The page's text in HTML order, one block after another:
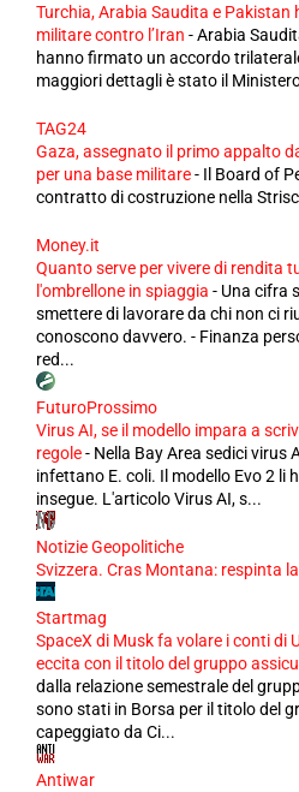
Turchia, Arabia Saudita e
militare contro l’Iran -Arabia
hanno firmato un accordo
maggiori dettagli è stato il
TAG24
Gaza, assegnato il primo appalto
per una base militare- Il Board of
contratto di costruzione nella
Money.it
Quanto serve per vivere di rendita
l'ombrellone in spiaggia - Una cifra
smettere di lavorare da chi non ci
conoscono davvero. - Finanza
red...
FuturoProssimo
Virus AI, se il modello impara a
regole- Nella Bay Area sedici virus
infettano E. coli. Il modello Evo 2 li
insegue. L'articolo Virus AI, s...
Notizie Geopolitiche
Svizzera. Cras Montana: respinta
Startmag
SpaceX di Musk fa volare i conti di
eccita con il titolo del gruppo
dalla relazione semestrale del
sono stati in Borsa per il titolo del
capeggiato da Ci...
Antiwar